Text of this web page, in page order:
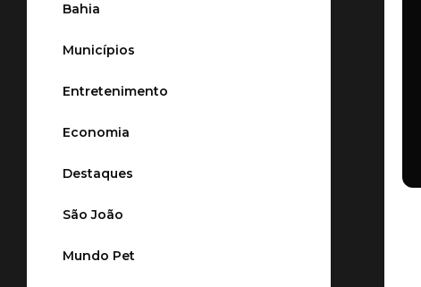
Bahia
Municípios
Entretenimento
Economia
Destaques
São João
Mundo Pet